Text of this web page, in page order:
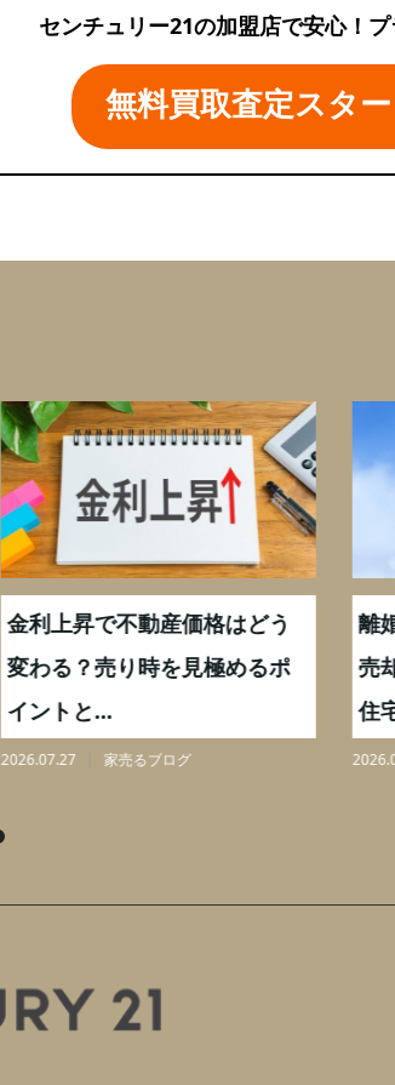
センチュリー21の加盟店で安心！
無料買取査定スター
金利上昇で不動産価格はどう
変わる？売り時を見極めるポ
イントと...
2026.07.27 家売るブログ
離
売
住